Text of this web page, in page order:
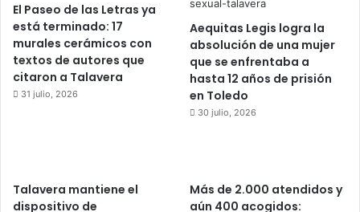
El Paseo de las Letras ya
está terminado: 17
murales cerámicos con
textos de autores que
citaron a Talavera
31 julio, 2026
Aequitas Legis logra la
absolución de una mujer
que se enfrentaba a
hasta 12 años de prisión
en Toledo
30 julio, 2026
Talavera mantiene el
dispositivo de
Más de 2.000 atendidos y
aún 400 acogidos: